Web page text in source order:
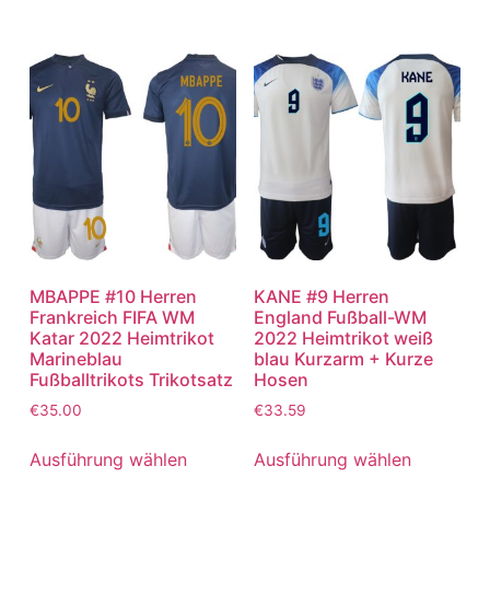
MBAPPE #10 Herren
Frankreich FIFA WM
Katar 2022 Heimtrikot
Marineblau
Fußballtrikots Trikotsatz
€35.00
Ausführung wählen
KANE #9 Herren
England Fußball-WM
2022 Heimtrikot weiß
blau Kurzarm + Kurze
Hosen
€33.59
Ausführung wählen